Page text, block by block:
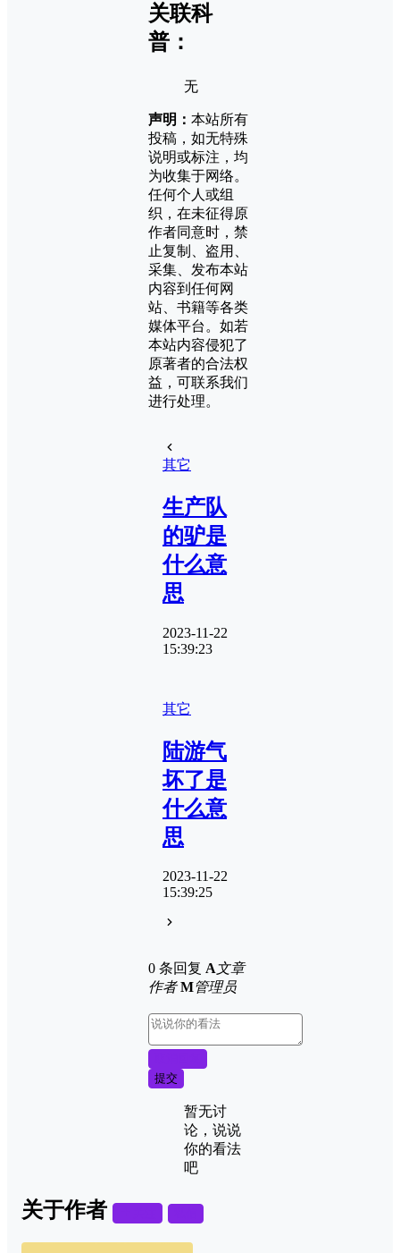
关联科
普：
无
声明： 本站所有
投稿，如无特殊
说明或标注，均
为收集于网络。
任何个人或组
织，在未征得原
作者同意时，禁
止复制、盗用、
采集、发布本站
内容到任何网
站、书籍等各类
媒体平台。如若
本站内容侵犯了
原著者的合法权
益，可联系我们
进行处理。
其它
生产队
的驴是
什么意
思
2023-11-22
15:39:23
其它
陆游气
坏了是
什么意
思
2023-11-22
15:39:25
0 条回复 A文章
作者 M管理员
提交
暂无讨
论，说说
你的看法
吧
关于作者